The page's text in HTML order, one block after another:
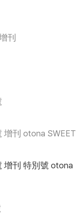
刊
增刊 otona SWEET
增刊 特別號 otona